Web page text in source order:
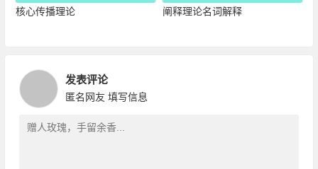
核心传播理论 阐释理论名词解释
发表评论
匿名网友 填写信息